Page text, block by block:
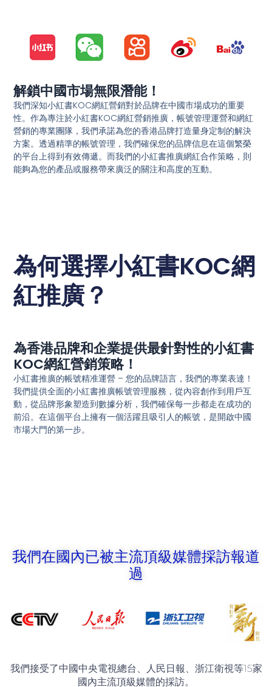
解鎖中國市場無限潛能！
我們深知小紅書KOC網紅營銷對於品牌在中國市場成功的重要
性。作為專注於小紅書KOC網紅營銷推廣，帳號管理運營和網紅
營銷的專業團隊，我們承諾為您的香港品牌打造量身定制的解決
方案。透過精準的帳號管理，我們確保您的品牌信息在這個繁榮
的平台上得到有效傳遞。而我們的小紅書推廣網紅合作策略，則
能夠為您的產品或服務帶來廣泛的關注和高度的互動。
為何選擇小紅書KOC網
紅推廣？
為香港品牌和企業提供最針對性的小紅書
KOC網紅營銷策略！
小紅書推廣的帳號精准運營 – 您的品牌語言，我們的專業表達！
我們提供全面的小紅書推廣帳號管理服務，從內容創作到用戶互
動，從品牌形象塑造到數據分析，我們確保每一步都走在成功的
前沿。在這個平台上擁有一個活躍且吸引人的帳號，是開啟中國
市場大門的第一步。
我們在國內已被主流頂級媒體採訪報道
過
我們接受了中國中央電視總台、人民日報、浙江衛視等15家
國內主流頂級媒體的採訪。